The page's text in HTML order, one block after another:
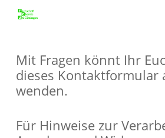
contentMit Fragen könnt Ihr
dieses Kontaktformular
wenden.
Für Hinweise zur